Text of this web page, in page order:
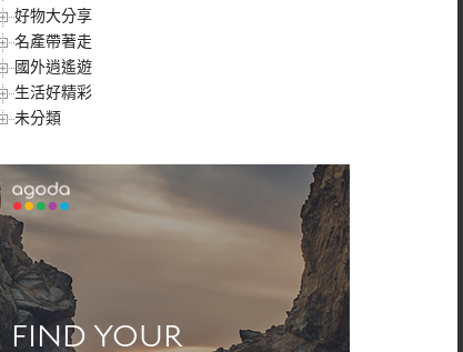
好物大分享
名產帶著走
國外逍遙遊
生活好精彩
未分類